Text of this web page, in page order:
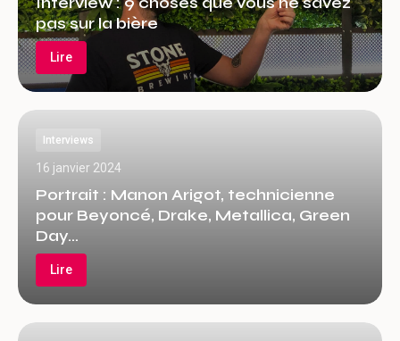
pas sur la bière
Lire
Interviews
16 janvier 2024
Portrait : Manon Arigot, technicienne
pour Beyoncé, Drake, Metallica, Green
Day…
Lire